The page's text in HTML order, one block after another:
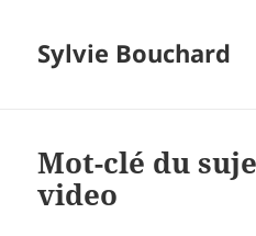
Sylvie Bouchard
Mot-clé du
video